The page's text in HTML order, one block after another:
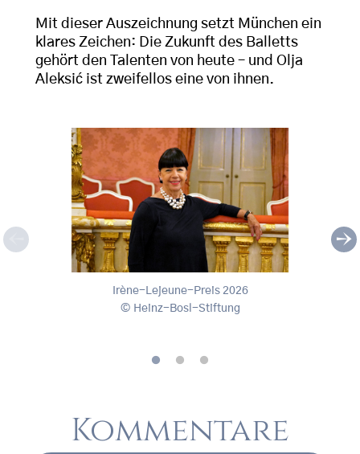
Mit dieser Auszeichnung setzt München ein
klares Zeichen: Die Zukunft des Balletts
gehört den Talenten von heute – und Olja
Aleksić ist zweifellos eine von ihnen.
, © Heinz-Bosl-Stiftung
Irène-Lejeune-Preis 2026
Heinz-Bosl-Stiftung
Kommentare